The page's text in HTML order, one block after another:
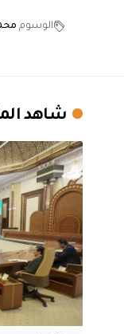
الوسوم
شاهد